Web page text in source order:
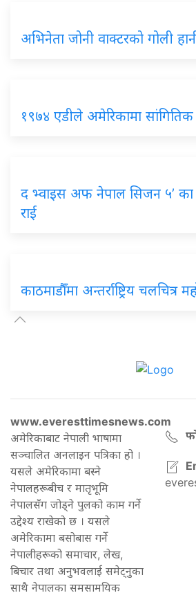
अभिनेता जोनी वाक्टरको गोली
१९७४ एडीले अमेरिकामा सांगितिक
द भ्वाइस अफ नेपाल सिजन ५’ का
राई
काठमाडौँमा अन्तर्राष्ट्रिय चलचित्र
www.everesttimesnews.com
अमेरिकाबाट नेपाली भाषामा
सञ्चालित अनलाइन पत्रिका हो ।
यसले अमेरिकामा बस्ने
नेपालहरूबीच र मातृभूमि
नेपालसँग जोड्ने पुलको काम गर्ने
उद्देश्य राखेको छ । यसले
अमेरिकामा बसोबास गर्ने
नेपालीहरूको समाचार, लेख,
बिचार तथा अनुभवलाई समेट्नुका
साथै नेपालका समसामयिक